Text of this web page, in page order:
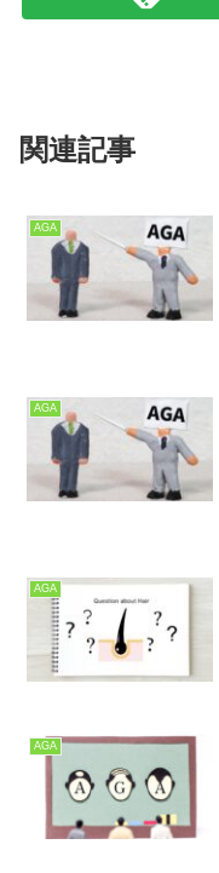
関連記事
AGA
AGA
AGA
AGA